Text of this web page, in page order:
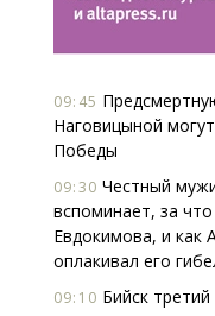
09:45
Наговицыной
Победы
09:30 Честный
вспоминает, за
Евдокимова, и как
оплакивал его
09:10 Бийск